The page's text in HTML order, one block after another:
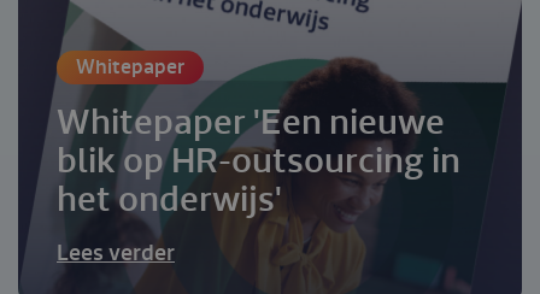
Whitepaper
Whitepaper 'Een nieuwe
blik op HR-outsourcing in
het onderwijs'
Lees verder